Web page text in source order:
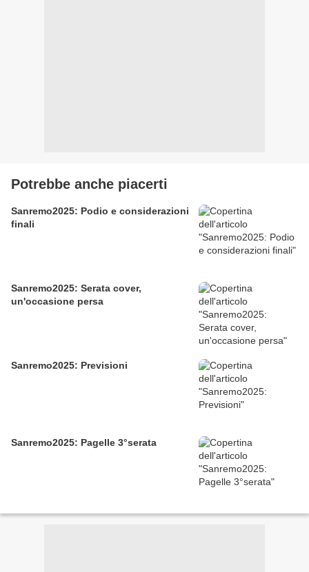
Potrebbe anche piacerti
Sanremo2025: Podio e considerazioni
finali
Sanremo2025: Serata cover,
un'occasione persa
Sanremo2025: Previsioni
Sanremo2025: Pagelle 3°serata